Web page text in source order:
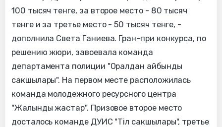
100 тысяч тенге, за второе место - 80 тысяч
тенге и за третье место - 50 тысяч тенге, -
дополнила Света Ганиева. Гран-при конкурса, по
решению жюри, завоевала команда
департамента полиции "Оралдан айбынды
сакшылары". На первом месте расположилась
команда молодежного ресурсного центра
"Жалынды жастар". Призовое второе место
досталось команде ДУИС "Тіл сакшылары", третье